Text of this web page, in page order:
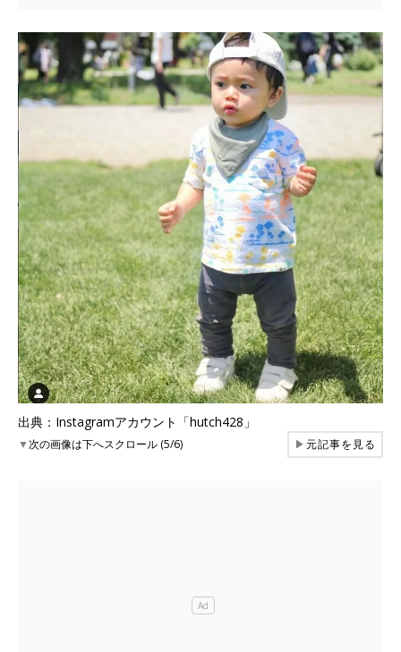
出典：Instagramアカウント「hutch428」
▼次の画像は下へスクロール (5/6) ▶元記事を見る